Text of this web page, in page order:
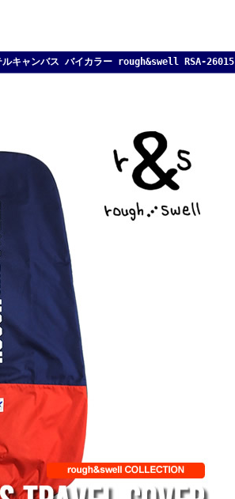
ルキャンバス バイカラー rough&swell RSA-26015